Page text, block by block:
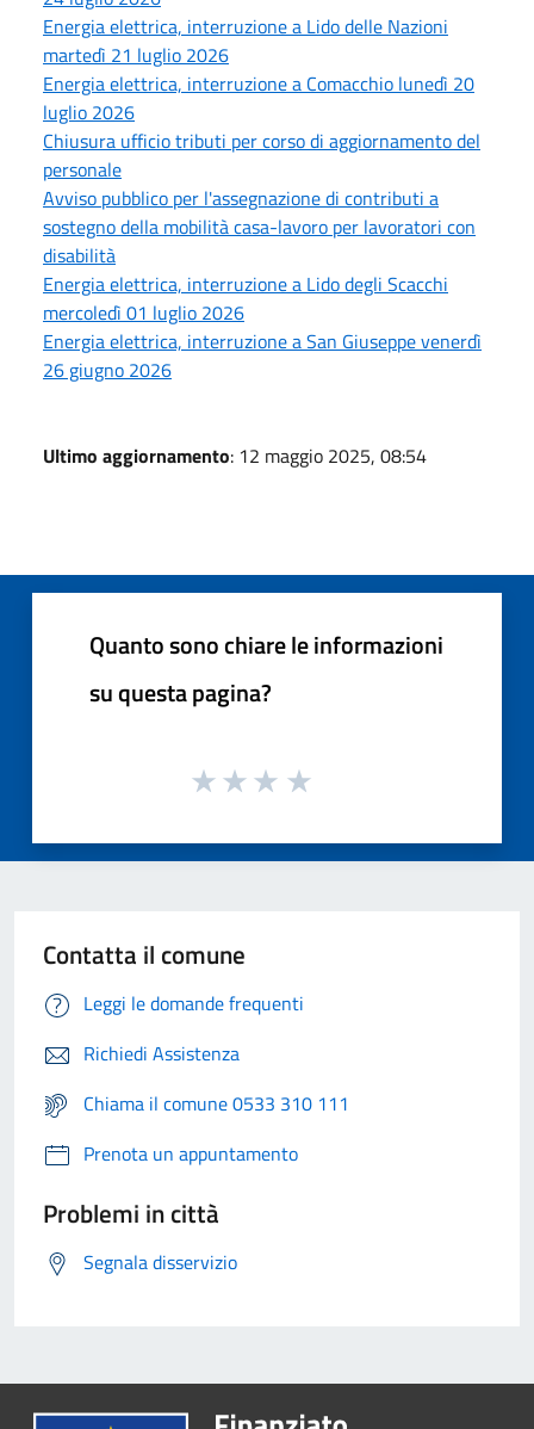
Energia elettrica, interruzione a Lido delle Nazioni
martedì 21 luglio 2026
Energia elettrica, interruzione a Comacchio lunedì 20
luglio 2026
Chiusura ufficio tributi per corso di aggiornamento del
personale
Avviso pubblico per l'assegnazione di contributi a
sostegno della mobilità casa-lavoro per lavoratori con
disabilità
Energia elettrica, interruzione a Lido degli Scacchi
mercoledì 01 luglio 2026
Energia elettrica, interruzione a San Giuseppe venerdì
26 giugno 2026
Ultimo aggiornamento: 12 maggio 2025, 08:54
Quanto sono chiare le informazioni
su questa pagina?
Contatta il comune
Leggi le domande frequenti
Richiedi Assistenza
Chiama il comune 0533 310 111
Prenota un appuntamento
Problemi in città
Segnala disservizio